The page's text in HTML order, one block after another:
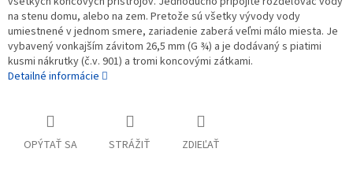
na stenu domu, alebo na zem. Pretože sú všetky vývody vody
umiestnené v jednom smere, zariadenie zaberá veľmi málo miesta. Je
vybavený vonkajším závitom 26,5 mm (G ¾) a je dodávaný s piatimi
kusmi nákrutky (č.v. 901) a tromi koncovými zátkami.
Detailné informácie
OPÝTAŤ SA STRÁŽIŤ ZDIEĽAŤ